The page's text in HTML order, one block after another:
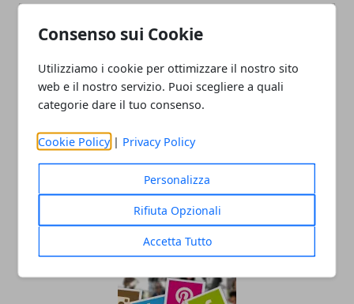
Consenso sui Cookie
Utilizziamo i cookie per ottimizzare il nostro sito
web e il nostro servizio. Puoi scegliere a quali
categorie dare il tuo consenso.
Cookie Policy | Privacy Policy
Personalizza
Rifiuta Opzionali
Accetta Tutto
Redazione